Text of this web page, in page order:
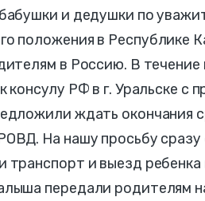
и дедушки по
положения в Республике
в Россию. В
консулу РФ в г. Уральске с
ждать окончания
На нашу просьбу
транспорт и выезд
передали родителям